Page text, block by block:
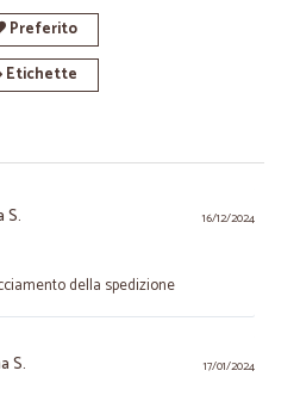
Preferito
Etichette
16/12/2024
S.
della spedizione
17/01/2024
S.